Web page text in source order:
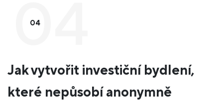
Jak vytvořit investiční bydlení,
které nepůsobí anonymně
04